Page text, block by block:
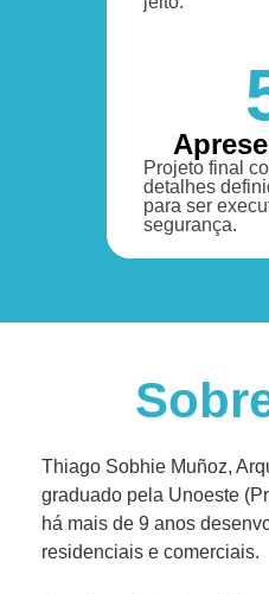
Projeto final
detalhes
para ser
segurança.
Thiago Sobhie Muñoz,
graduado pela Unoeste
há mais de 9 anos
residenciais e comerciais.